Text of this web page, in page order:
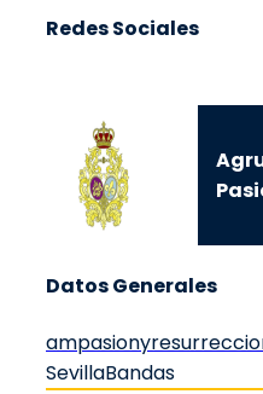
Redes Sociales
Datos Generales
SevillaBandas